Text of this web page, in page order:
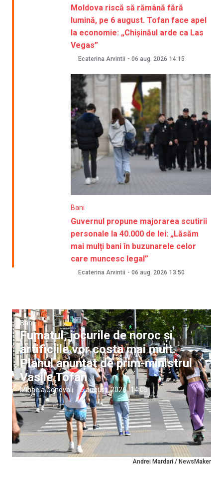
Moldova riscă să rămână fără
lumină, pe 6 august. Tofan face apel
la economie: „Chișinăul arde ca Las
Vegas”
Ecaterina Arvintii - 06 aug. 2026 14:15
Bani
Guvernul propune majorarea scutirii
personale la 40.000 de lei: „Lăsăm
mai mulți bani în buzunarele celor
care muncesc legal”
Ecaterina Arvintii - 06 aug. 2026 13:50
Andrei Mardari / NewsMaker
Bani
Fumatul, jocurile de noroc și
artificiile vor costa mai mult.
Planul anunțat de prim-ministrul
Vasile Tofan
Mihaela Conovali | 6 august, 2026 14:05